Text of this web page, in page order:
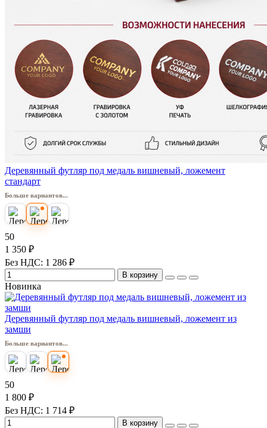
Деревянный футляр под медаль вишневый, ложемент
стандарт
Больше вариантов...
50
1 350 ₽
Без НДС: 1 286 ₽
В корзину
Новинка
Деревянный футляр под медаль вишневый, ложемент из
замши
Больше вариантов...
50
1 800 ₽
Без НДС: 1 714 ₽
В корзину